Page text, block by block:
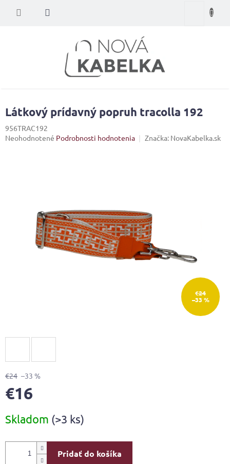
Nákupný
Látkový prídavný popruh tracolla 192
956TRAC192
Priemerné
Neohodnotené Podrobnosti hodnotenia Značka: NovaKabelka.sk
€24
–33 %
€24 –33 %
€16
cena:
Skladom (>3 ks)
Pridať do košíka